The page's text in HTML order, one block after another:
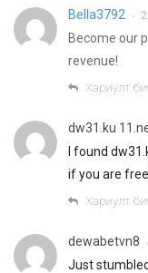
Bella3792 •
Become our
revenue!
Хариулт
dw31.ku
I found
if you are
Хариулт
dewabetvn8 •
Just